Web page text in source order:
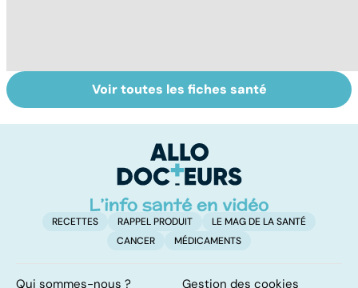
AVC : quand le
cerveau fait une
Accident
vasculaire
également
touché
Voir toutes les fiches santé
RECETTES RAPPEL PRODUIT
LE MAG DE LA SANTÉ
CANCER
MÉDICAMENTS
Qui sommes-nous ? Gestion des cookies